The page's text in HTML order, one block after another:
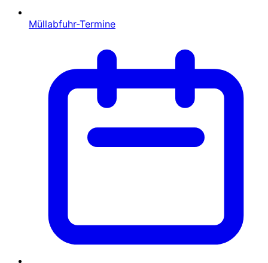
Müllabfuhr-Termine